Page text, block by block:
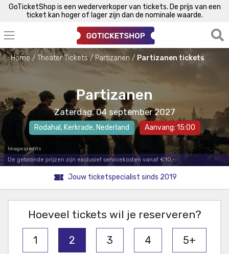
GoTicketShop is een wederverkoper van tickets. De prijs van een
ticket kan hoger of lager zijn dan de nominale waarde.
Home Theater Tickets Partizanen Partizanen tickets
Partizanen
Zaterdag, 04 september 2027
Rodahal , Kerkrade, Nederland Aanvang: 15:00
Image credits
De getoonde prijzen zijn exclusief servicekosten vanaf €10,-.
Jouw ticketspecialist sinds 2019
Hoeveel tickets wil je reserveren?
1 2 3 4 5+